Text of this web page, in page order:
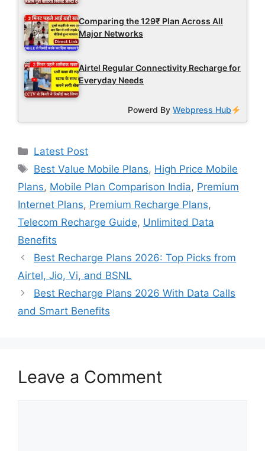
Comparing the 129₹ Plan Across All
Major Networks
Airtel Regular Connectivity Recharge for
Everyday Needs
Powerd ByWebpress Hub
Categories
Latest Post
Tags
Best Value Mobile Plans, High Price Mobile
Plans, Mobile Plan Comparison India, Premium
Internet Plans, Premium Recharge Plans,
Telecom Recharge Guide, Unlimited Data
Benefits
Best Recharge Plans 2026: Top Picks from
Airtel, Jio, Vi, and BSNL
Best Recharge Plans 2026 With Data Calls
and Smart Benefits
Leave a Comment